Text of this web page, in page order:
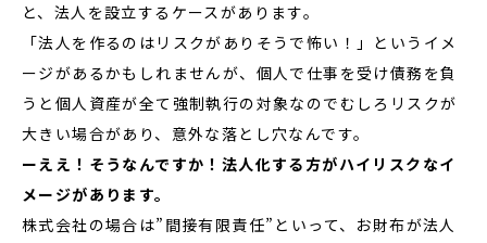
と、法人を設立するケースがあります。
「法人を作るのはリスクがありそうで怖い！」というイメ
ージがあるかもしれませんが、個人で仕事を受け債務を負
うと個人資産が全て強制執行の対象なのでむしろリスクが
大きい場合があり、意外な落とし穴なんです。
ーええ！そうなんですか！法人化する方がハイリスクなイ
メージがあります。
株式会社の場合は”間接有限責任”といって、お財布が法人